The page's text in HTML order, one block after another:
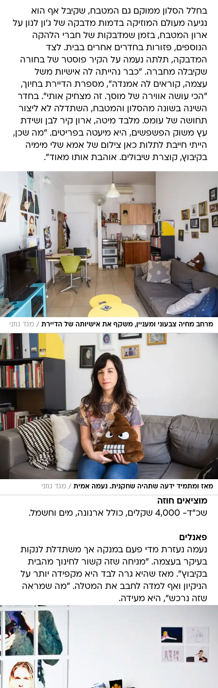
בחלל הסלון ממוקם גם המטבח, שקיבל אף הוא
נגיעה מעולם המוזיקה בדמות מדבקה של ג'ון לנון על
ארון המטבח, בזמן שמדבקות של חברי הלהקה
הנוספים, פזורות בחדרים אחרים בבית. לצד
המדבקה, תלתה נעמה על הקיר פוסטר של בחורה
שקיבלה מחברה. "כבר נהייתה לה אישיות משל
עצמה, קוראים לה אמנדה", מספרת הדיירת בחיוך,
"הכי עושה אווירה של מוסך. זה מצחיק אותי". בחדר
השינה בשונה מהסלון והמטבח, השתדלה לא ליצור
תחושה של עומס. מלבד מיטה, ארון קיר לבן ושידת
עץ משוק הפשפשים, היא מיעטה בפריטים. "מה שכן,
הייתי חייבת לתלות כאן צילום של אמא שלי מימיה
בקיבוץ, קוצרת שיבולים. אוהבת אותו מאוד".
מרחב מחיה צבעוני ומעניין, משקף את אישיותה של הדיירת / מגד גוזני
מאז ומתמיד ידעה שתהיה שחקנית. נעמה אמית / מגד גוזני
מוציאים חוזה
שכ"ד- 4,000 שקלים, כולל ארנונה, מים וחשמל.
פאנלים
נעמה נעזרת מדי פעם במנקה אך משתדלת לנקות
בעיקר בעצמה. "מניחה שזה קשור לחינוך מהבית
בקיבוץ". מאז שהיא גרה לבד היא מקפידה יותר על
הניקיון ואף למדה לחבב את המטלה. "מה שמראה
שזה נרכש", היא מעידה.